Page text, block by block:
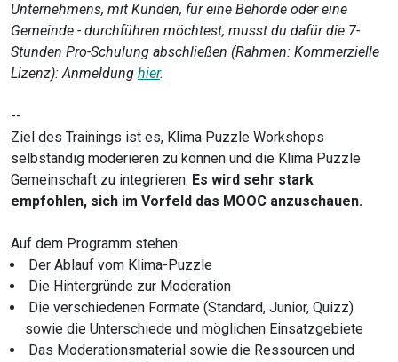
Unternehmens, mit Kunden, für eine Behörde oder eine
Gemeinde - durchführen möchtest, musst du dafür die 7-
Stunden Pro-Schulung abschließen (Rahmen: Kommerzielle
Lizenz): Anmeldung hier.
--
Ziel des Trainings ist es, Klima Puzzle Workshops
selbständig moderieren zu können und die Klima Puzzle
Gemeinschaft zu integrieren. Es wird sehr stark
empfohlen, sich im Vorfeld das MOOC anzuschauen.
Auf dem Programm stehen:
Der Ablauf vom Klima-Puzzle
Die Hintergründe zur Moderation
Die verschiedenen Formate (Standard, Junior, Quizz)
sowie die Unterschiede und möglichen Einsatzgebiete
Das Moderationsmaterial sowie die Ressourcen und